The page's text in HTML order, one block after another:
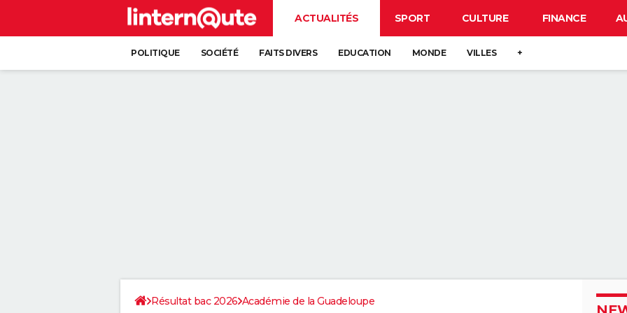
ACTUALITÉS SPORT CULTURE FINANCE
POLITIQUE SOCIÉTÉ FAITS DIVERS EDUCATION MONDE VILLES +
Résultat bac 2026 Académie de la Guadeloupe